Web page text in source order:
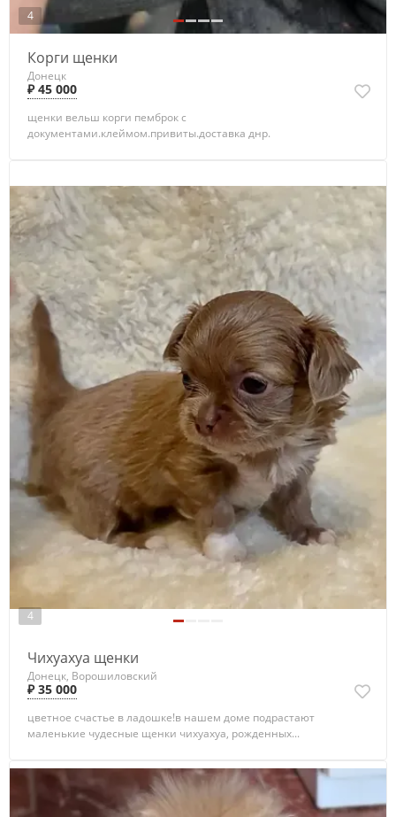
4
Корги щенки
Донецк
₽ 45 000
щенки вельш корги пемброк с
документами.клеймом.привиты.доставка днр.
4
Чихуахуа щенки
Донецк, Ворошиловский
₽ 35 000
цветное счастье в ладошке! ​в нашем доме подрастают
маленькие чудесные щенки чихуахуа, рожденных...